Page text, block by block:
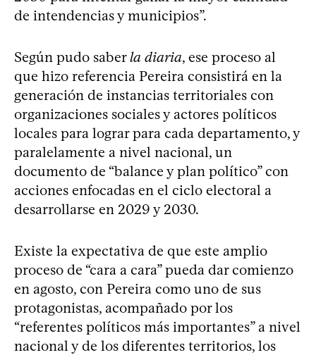
de intendencias y municipios”.
Según pudo saberla diaria, ese proceso al
que hizo referencia Pereira consistirá en la
generación de instancias territoriales con
organizaciones sociales y actores políticos
locales para lograr para cada departamento, y
paralelamente a nivel nacional, un
documento de “balance y plan político” con
acciones enfocadas en el ciclo electoral a
desarrollarse en 2029 y 2030.
Existe la expectativa de que este amplio
proceso de “cara a cara” pueda dar comienzo
en agosto, con Pereira como uno de sus
protagonistas, acompañado por los
“referentes políticos más importantes” a nivel
nacional y de los diferentes territorios, los